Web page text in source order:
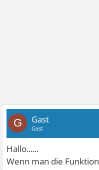
G Gast
Gast
Hallo......
Wenn man die